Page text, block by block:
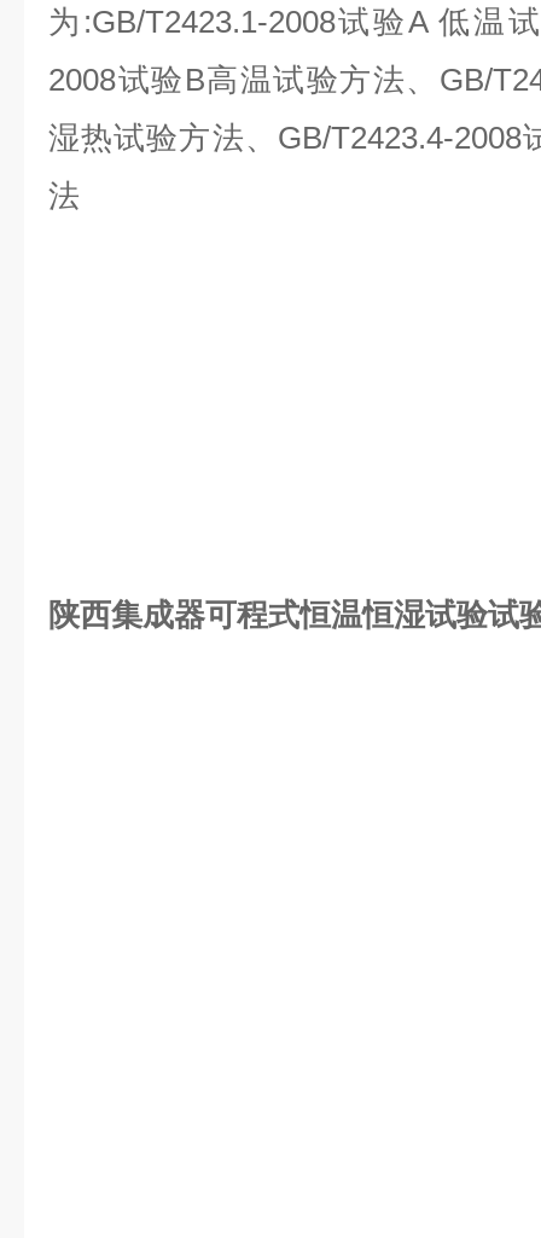
为:GB/T2423.1-2008试验A 低温
2008试验B高温试验方法、GB/
湿热试验方法、GB/T2423.4-
法
陕西集成器可程式恒温恒湿试验试